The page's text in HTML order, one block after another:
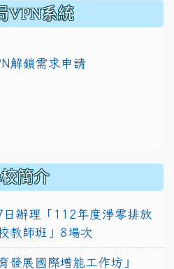
VPN系統
解鎖需求申請
簡介
辦理「112年度淨零排放
教師班」8場次
發展國際增能工作坊」